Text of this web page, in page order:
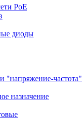
PoE
диоды
"напряжение-частота"
назначение